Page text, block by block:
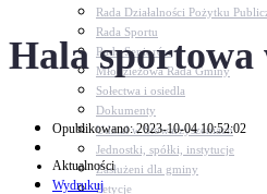
Rada Działalności Pożytku
Rada Sportu
Rada Seniorów
Młodzieżowa Rada Gminy
Sołectwa i osiedla
Dokumenty
Udział w Stowarzyszeniach
Jednostki, spółki, instytucje
Zasłużeni dla gminy
Petycje
Hala sportowa
Opublikowano: 2023-10-04 10:52:02
Aktualności
Wydrukuj